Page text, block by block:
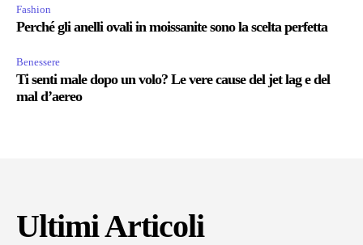
Fashion
Perché gli anelli ovali in moissanite sono la scelta perfetta
Benessere
Ti senti male dopo un volo? Le vere cause del jet lag e del
mal d’aereo
Ultimi Articoli